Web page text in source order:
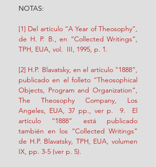
NOTAS:
[1] Del artículo “A Year of Theosophy”,
de H. P. B., en “Collected Writings”,
TPH, EUA, vol.  III, 1995, p. 1.
[2] H.P. Blavatsky, en el artículo “1888”,
publicado en el folleto “Theosophical
Objects, Program and Organization”,
The Theosophy Company, Los
Angeles, EUA, 37 pp., ver p.  9.  El
artículo “1888” está publicado
también en los “Collected Writings”
de H.P. Blavatsky, TPH, EUA, volumen
IX, pp. 3-5 (ver p. 5).